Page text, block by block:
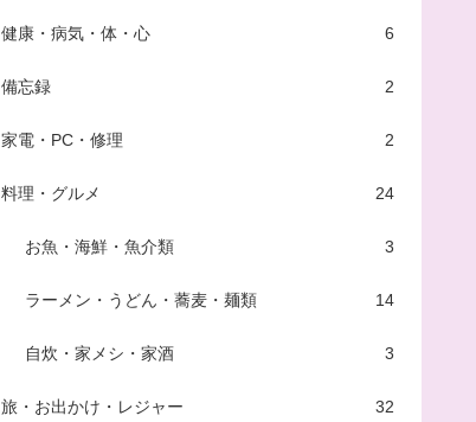
健康・病気・体・心 6
備忘録 2
家電・PC・修理 2
料理・グルメ 24
お魚・海鮮・魚介類 3
ラーメン・うどん・蕎麦・麺類 14
自炊・家メシ・家酒 3
旅・お出かけ・レジャー 32